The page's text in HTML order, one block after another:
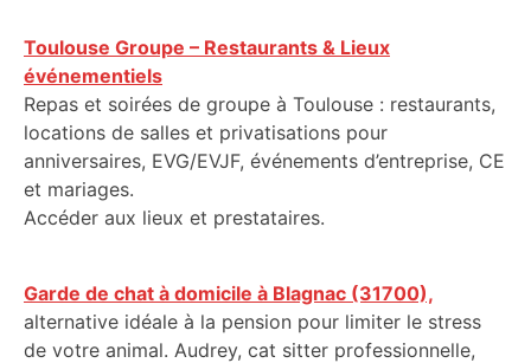
Toulouse Groupe – Restaurants & Lieux
événementiels
Repas et soirées de groupe à Toulouse : restaurants,
locations de salles et privatisations pour
anniversaires, EVG/EVJF, événements d’entreprise, CE
et mariages.
Accéder aux lieux et prestataires.
Garde de chat à domicile à Blagnac (31700),
alternative idéale à la pension pour limiter le stress
de votre animal. Audrey, cat sitter professionnelle,